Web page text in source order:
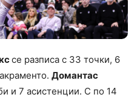
се разписа с 33 точки, 6
Домантас
и 7 асистенции. С по 14